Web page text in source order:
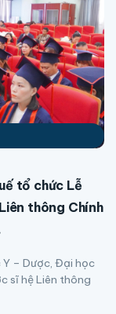
tổ chức Lễ
thông Chính
– Dược, Đại học
sĩ hệ Liên thông